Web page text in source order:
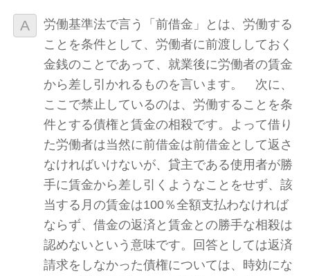
労働基準法で言う「前借金」とは、労働する
ことを条件として、労働者に前渡ししておく
金銭のことであって、就業後に労働者の賃金
から差し引かれるものを言います。 次に、
ここで禁止しているのは、労働することを条
件とする債権と賃金の相殺です。よって借り
た労働者は当然に前借金は前借金として返さ
なければいけないが、貸主である使用者が勝
手に賃金から差し引くようなことをせず、該
当する月の賃金は100％全額支払わなければ
ならず、借金の返済と賃金との勝手な相殺は
認めないという意味です。回答としては返済
請求をしなかった債権については、時効にな